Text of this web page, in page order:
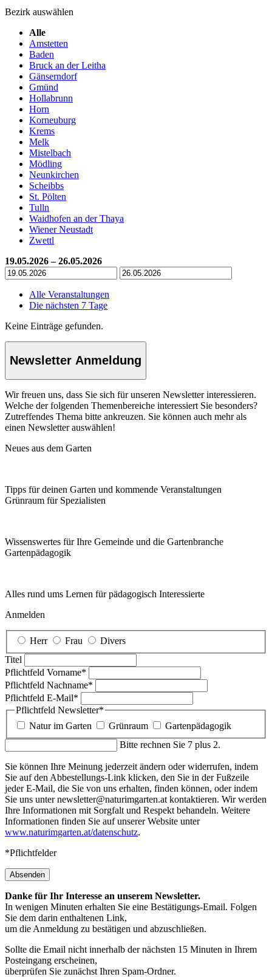
Bezirk auswählen
Alle
Amstetten
Baden
Bruck an der Leitha
Gänserndorf
Gmünd
Hollabrunn
Horn
Korneuburg
Krems
Melk
Mistelbach
Mödling
Neunkirchen
Scheibbs
St. Pölten
Tulln
Waidhofen an der Thaya
Wiener Neustadt
Zwettl
19.05.2026 – 26.05.2026
Alle Veranstaltungen
Die nächsten 7 Tage
Keine Einträge gefunden.
Newsletter Anmeldung
Wir freuen uns, dass Sie sich für unseren Newsletter interessieren.
Welche der folgenden Themenbereiche interessiert Sie besonders?
Zutreffendes Thema bitte ankreuzen. Sie können auch mehr als
einen Newsletter auswählen!
Neues aus dem Garten
Tipps für deinen Garten und kommende Veranstaltungen
Grünraum für Spezialisten
Wissenswertes für Ihre Gemeinde und die Gartenbranche
Garten­pädagogik
Alles rund ums Lernen für pädagogisch Interessierte
Anmelden
Herr Frau
Divers
Titel
Pflichtfeld Vorname*
Pflichtfeld Nachname*
Pflichtfeld E-Mail*
Pflichtfeld Newsletter*
Natur im Garten
Grünraum
Gartenpädagogik
Bitte rechnen Sie 7 plus 2.
Sie können Ihre Meinung jederzeit ändern oder widerrufen, indem
Sie auf den Abbestellungs-Link klicken, den Sie in der Fußzeile
jeder E-Mail, die Sie von uns erhalten, finden können, oder indem
Sie uns unter newsletter@naturimgarten.at kontaktieren. Wir werden
Ihre Informationen mit Sorgfalt und Respekt behandeln. Weitere
Informationen finden Sie auf unserer Website unter
www.naturimgarten.at/datenschutz.
*Pflichtfelder
Absenden
Danke für Ihr Interesse an unserem Newsletter.
In wenigen Minuten erhalten Sie eine Bestätigungs-Email. Folgen
Sie dem darin enthaltenen Link,
um die Anmeldung zu bestätigen und abzuschließen.
Sollte die Email nicht innerhalb der nächsten 15 Minuten in Ihrem
Posteingang erscheinen,
überprüfen Sie zunächst Ihren Spam-Ordner.